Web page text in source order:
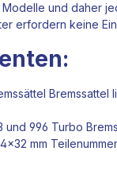
und daher
erfordern keine
Bremssattel
und 996 Turbo
mm